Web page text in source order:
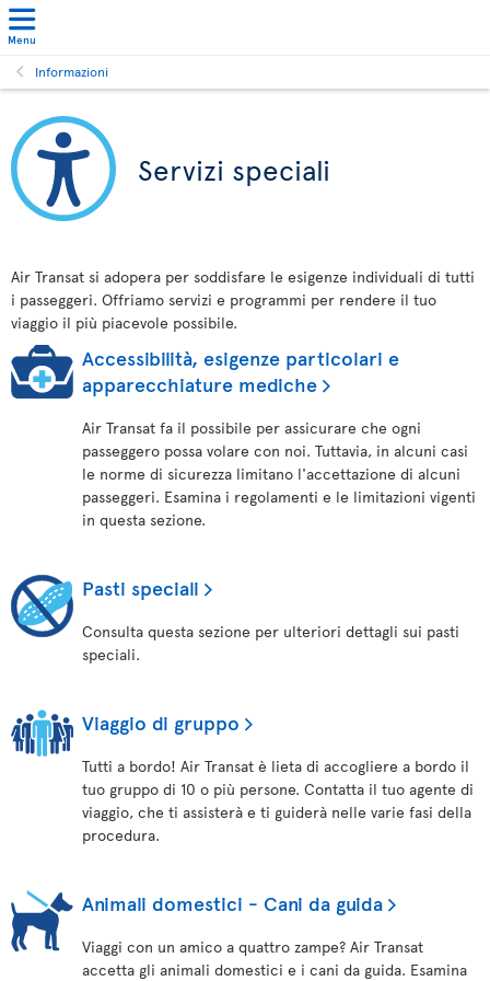
Menu
Informazioni
Servizi speciali
Air Transat si adopera per soddisfare le esigenze individuali di tutti
i passeggeri. Offriamo servizi e programmi per rendere il tuo
viaggio il più piacevole possibile.
Accessibilità, esigenze particolari e
apparecchiature mediche
Air Transat fa il possibile per assicurare che ogni
passeggero possa volare con noi. Tuttavia, in alcuni casi
le norme di sicurezza limitano l'accettazione di alcuni
passeggeri. Esamina i regolamenti e le limitazioni vigenti
in questa sezione.
Pasti speciali
Consulta questa sezione per ulteriori dettagli sui pasti
speciali.
Viaggio di gruppo
Tutti a bordo! Air Transat è lieta di accogliere a bordo il
tuo gruppo di 10 o più persone. Contatta il tuo agente di
viaggio, che ti assisterà e ti guiderà nelle varie fasi della
procedura.
Animali domestici - Cani da guida
Viaggi con un amico a quattro zampe? Air Transat
accetta gli animali domestici e i cani da guida. Esamina